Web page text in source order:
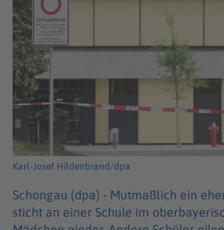
Karl-Josef Hildenbrand/dpa
Schongau (dpa) - Mutmaßlich ein
sticht an einer Schule im